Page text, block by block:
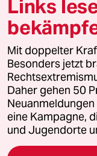
© 2026 taz Verlags
Alle Rechte vorbehalten.
wenden Sie sich bitte an
Feedback
Leitlinie Informant
Links
Mit doppelter
Besonders jetzt
Daher gehen 50
Neuanmeldungen
eine Kampagne,
und Jugendorte